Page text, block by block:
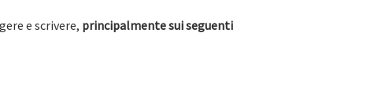
e scrivere, principalmente sui seguenti